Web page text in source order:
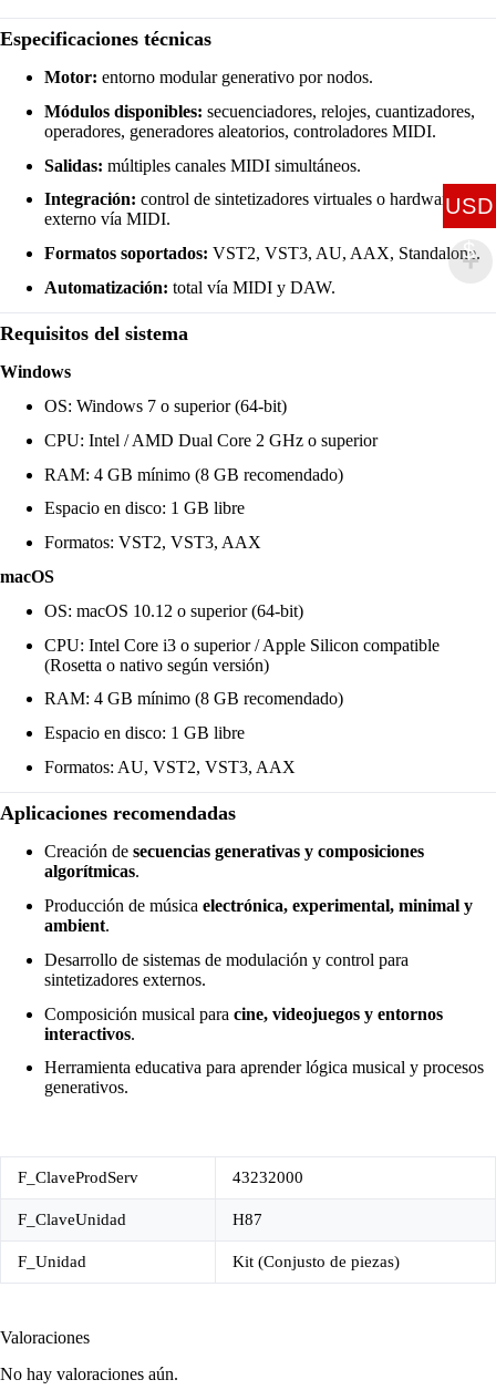
Especificaciones técnicas
Motor: entorno modular generativo por nodos.
Módulos disponibles: secuenciadores, relojes, cuantizadores,
operadores, generadores aleatorios, controladores MIDI.
Salidas: múltiples canales MIDI simultáneos.
Integración: control de sintetizadores virtuales o hardware
externo vía MIDI.
Formatos soportados: VST2, VST3, AU, AAX, Standalone.
Automatización: total vía MIDI y DAW.
Requisitos del sistema
Windows
OS: Windows 7 o superior (64-bit)
CPU: Intel / AMD Dual Core 2 GHz o superior
RAM: 4 GB mínimo (8 GB recomendado)
Espacio en disco: 1 GB libre
Formatos: VST2, VST3, AAX
macOS
OS: macOS 10.12 o superior (64-bit)
CPU: Intel Core i3 o superior / Apple Silicon compatible
(Rosetta o nativo según versión)
RAM: 4 GB mínimo (8 GB recomendado)
Espacio en disco: 1 GB libre
Formatos: AU, VST2, VST3, AAX
Aplicaciones recomendadas
Creación de secuencias generativas y composiciones
algorítmicas.
Producción de música electrónica, experimental, minimal y
ambient.
Desarrollo de sistemas de modulación y control para
sintetizadores externos.
Composición musical para cine, videojuegos y entornos
interactivos.
Herramienta educativa para aprender lógica musical y procesos
generativos.
F_ClaveProdServ 43232000
F_ClaveUnidad H87
F_Unidad Kit (Conjusto de piezas)
Valoraciones
No hay valoraciones aún.
USD
$